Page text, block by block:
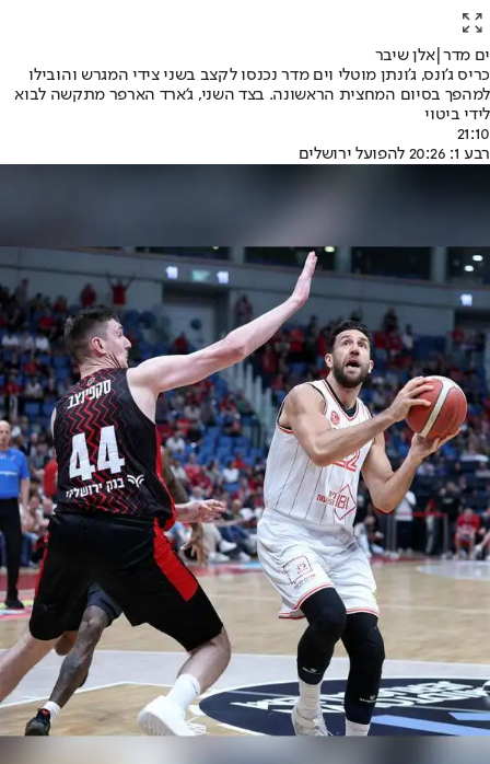
ים מדר|אלן שיבר
כריס ג'ונס, ג'ונתן מוטלי וים מדר נכנסו לקצב בשני צידי המגרש והובילו
למהפך בסיום המחצית הראשונה. בצד השני, ג'ארד הארפר מתקשה לבוא
לידי ביטוי
21:10
רבע 1: 20:26 להפועל ירושלים